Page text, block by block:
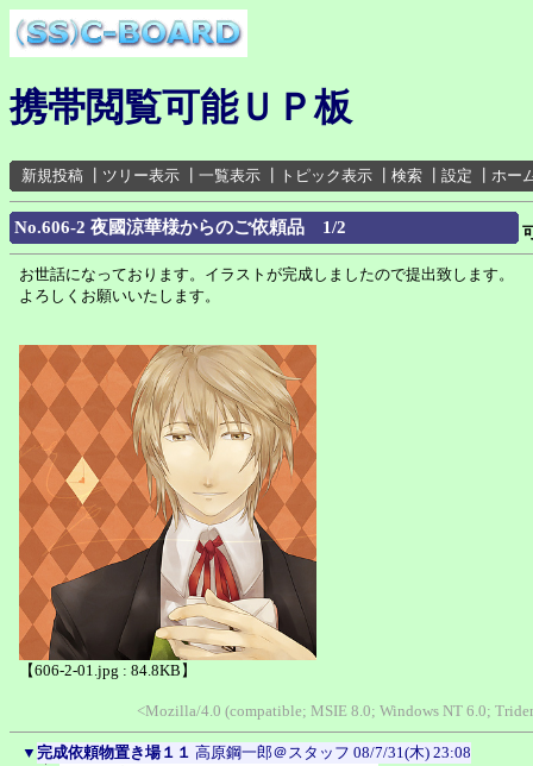
携帯閲覧可能ＵＰ板
新規投稿 ツリー表示 一覧表示 トピック表示 検索 設定 ホー
No.606-2 夜國涼華様からのご依頼品 1/2
お世話になっております。イラストが完成しましたので提出致します。
よろしくお願いいたします。
【606-2-01.jpg : 84.8KB】
<Mozilla/4.0 (compatible; MSIE 8.0; Windows NT 6.0;
▼ 完成依頼物置き場１１ 高原鋼一郎＠スタッフ 08/7/31(木) 23:08